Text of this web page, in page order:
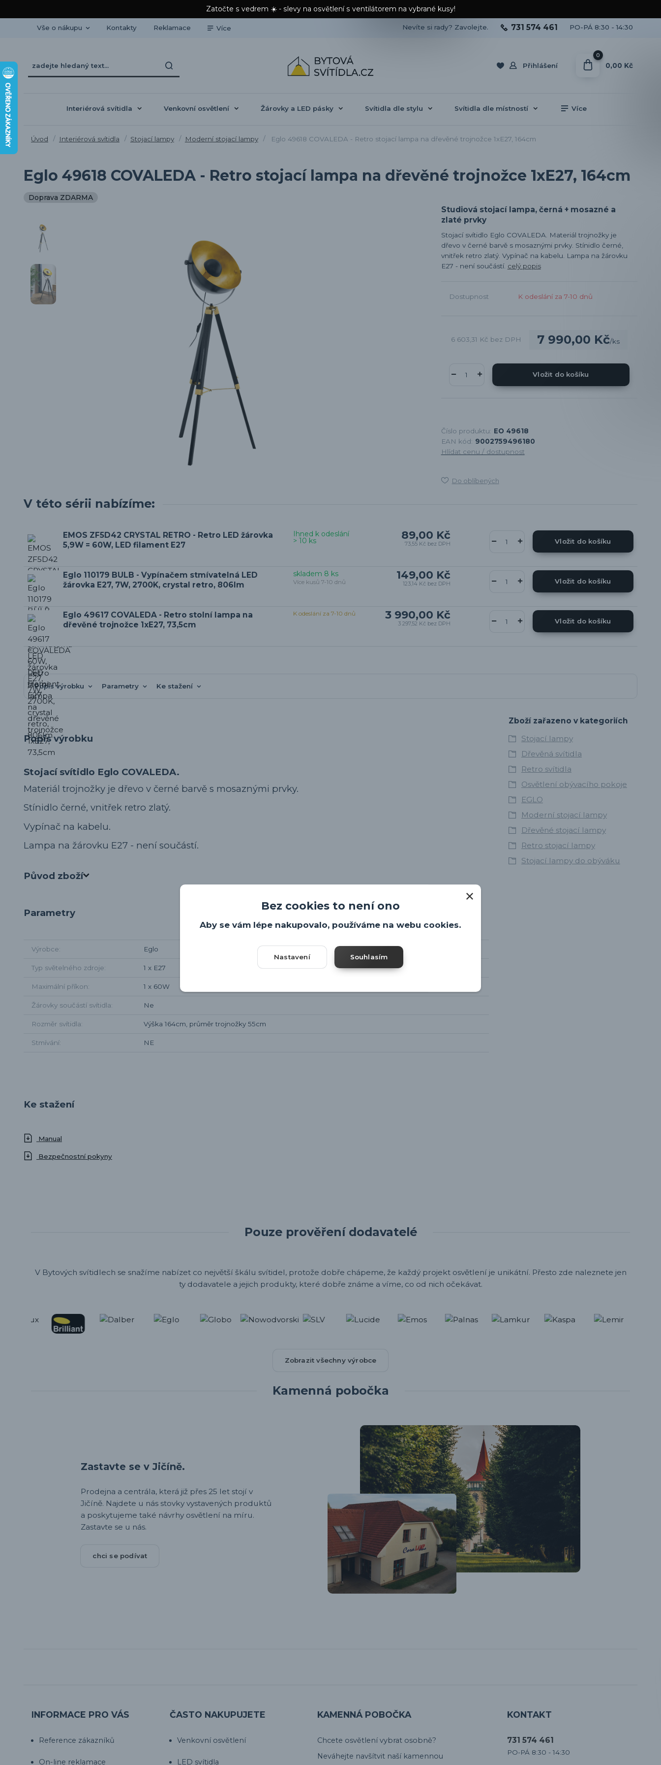
Zatočte s vedrem ☀️ - slevy na osvětlení s ventilátorem na vybrané kusy!
Vše o nákupu Kontakty Reklamace Více
Přihlášení
Nevíte si rady? Zavolejte. 731 574 461 PO-PÁ 8:30 - 14:30
0
0,00 Kč
Interiérová svítidla Venkovní osvětlení Žárovky a LED pásky Svítidla dle stylu Svítidla dle místností Více
Úvod Interiérová svítidla Stojací lampy Moderní stojací lampy Eglo 49618 COVALEDA - Retro stojací lampa na dřevěné trojnožce 1xE27, 164cm
Eglo 49618 COVALEDA - Retro stojací lampa na dřevěné trojnožce 1xE27, 164cm
Doprava ZDARMA
Studiová stojací lampa, černá + mosazné a
zlaté prvky
Stojací svítidlo Eglo COVALEDA. Materiál trojnožky je
dřevo v černé barvě s mosaznými prvky. Stínidlo černé,
vnitřek retro zlatý. Vypínač na kabelu. Lampa na žárovku
E27 - není součástí. celý popis
Dostupnost K odeslání za 7-10 dnů
7 990,00 Kč/ks
6 603,31 Kč bez DPH
Vložit do košíku
Číslo produktu: EO 49618
EAN kód: 9002759496180
Hlídat cenu / dostupnost
Do oblíbených
V této sérii nabízíme:
EMOS ZF5D42 CRYSTAL RETRO - Retro LED žárovka
5,9W = 60W, LED filament E27
89,00 Kč
73,55 Kč bez DPH
Ihned k odeslání
> 10 ks Vložit do košíku
Eglo 110179 BULB - Vypínačem stmívatelná LED
žárovka E27, 7W, 2700K, crystal retro, 806lm
149,00 Kč
123,14 Kč bez DPH
skladem 8 ks
Více kusů 7-10 dnů Vložit do košíku
Eglo 49617 COVALEDA - Retro stolní lampa na
dřevěné trojnožce 1xE27, 73,5cm
3 990,00 Kč
3 297,52 Kč bez DPH
K odeslání za 7-10 dnů
Vložit do košíku
Popis výrobku Parametry Ke stažení
Popis výrobku
Stojací svítidlo Eglo COVALEDA.
Materiál trojnožky je dřevo v černé barvě s mosaznými prvky.
Stínidlo černé, vnitřek retro zlatý.
Vypínač na kabelu.
Lampa na žárovku E27 - není součástí.
Původ zboží
Parametry
Výrobce Eglo
Typ světelného zdroje 1 x E27
Maximální příkon 1 x 60W
Žárovky součástí svítidla Ne
Rozměr svítidla Výška 164cm, průměr trojnožky 55cm
Stmívání NE
Zboží zařazeno v kategoriích
Stojací lampy
Dřevěná svítidla
Retro svítidla
Osvětlení obývacího pokoje
EGLO
Moderní stojací lampy
Dřevěné stojací lampy
Retro stojací lampy
Stojací lampy do obýváku
Ke stažení
Manual
Bezpečnostní pokyny
Pouze prověření dodavatelé
V Bytových svítidlech se snažíme nabízet co největší škálu svítidel, protože dobře chápeme, že každý projekt osvětlení je unikátní. Přesto zde naleznete jen
ty dodavatele a jejich produkty, které dobře známe a víme, co od nich očekávat.
Zobrazit všechny výrobce
Kamenná pobočka
Zastavte se v Jičíně.
Prodejna a centrála, která již přes 25 let stojí v
Jičíně. Najdete u nás stovky vystavených produktů
a poskytujeme také návrhy osvětlení na míru.
Zastavte se u nás.
chci se podívat
INFORMACE PRO VÁS
Reference zákazníků
On-line reklamace
ČASTO NAKUPUJETE
Venkovní osvětlení
LED svítidla
KAMENNÁ POBOČKA
Chcete osvětlení vybrat osobně?
Neváhejte navšítvit naší kamennou
KONTAKT
731 574 461
PO-PÁ 8:30 - 14:30
Bez cookies to není ono
Aby se vám lépe nakupovalo, používáme na webu cookies.
Nastavení Souhlasím